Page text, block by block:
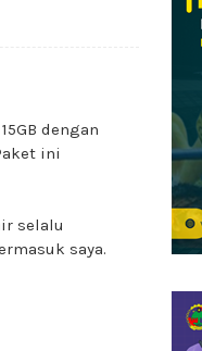
dengan
ini
selalu
saya.